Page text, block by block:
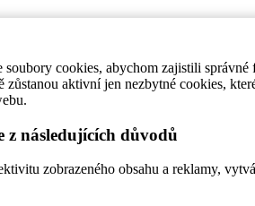
cookies, abychom zajistili
zůstanou aktivní jen nezbytné cookies,
z následujících důvodů
zobrazeného obsahu a reklamy,